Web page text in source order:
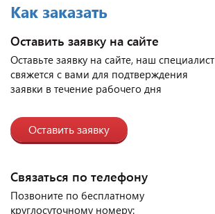
Как заказать
Оставить заявку на сайте
Оставьте заявку на сайте, наш специалист
свяжется с вами для подтверждения
заявки в течение рабочего дня
Оставить заявку
Связаться по телефону
Позвоните по бесплатному
круглосуточному номеру: